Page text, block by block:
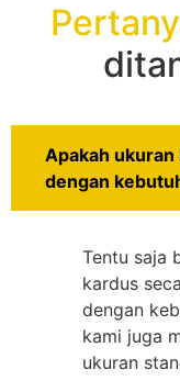
Apakah
dengan
Tentu saja
kardus
dengan
kami juga
ukuran